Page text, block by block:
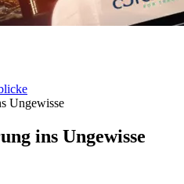
Ungewisse
ins Ungewisse